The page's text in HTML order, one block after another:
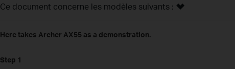
Ce document concerne les modèles suivants :
Here takes Archer AX55 as a demonstration.
Step 1